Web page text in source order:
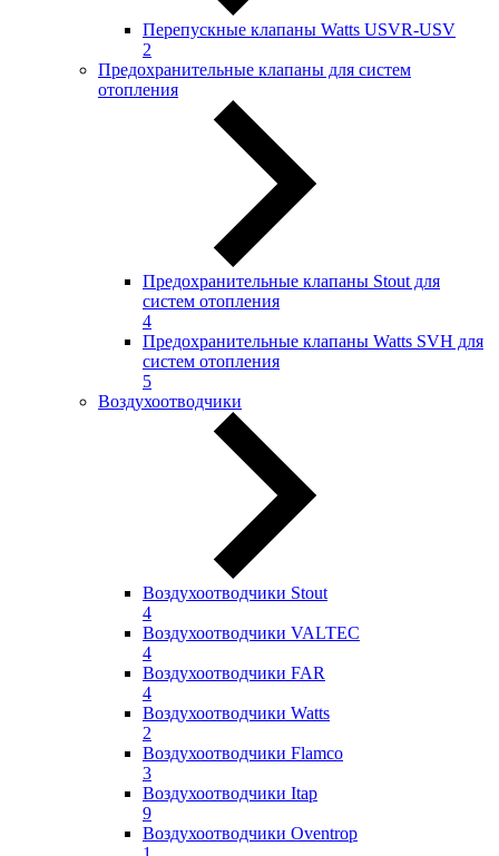
Перепускные клапаны Watts USVR-USV
2
Предохранительные клапаны для систем
отопления
Предохранительные клапаны Stout для
систем отопления
4
Предохранительные клапаны Watts SVH для
систем отопления
5
Воздухоотводчики
Воздухоотводчики Stout
4
Воздухоотводчики VALTEC
4
Воздухоотводчики FAR
4
Воздухоотводчики Watts
2
Воздухоотводчики Flamco
3
Воздухоотводчики Itap
9
Воздухоотводчики Oventrop